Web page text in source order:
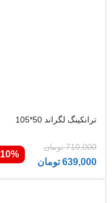
ترانكينگ لگراند 50*105
710,000 تومان
639,000 تومان
10%